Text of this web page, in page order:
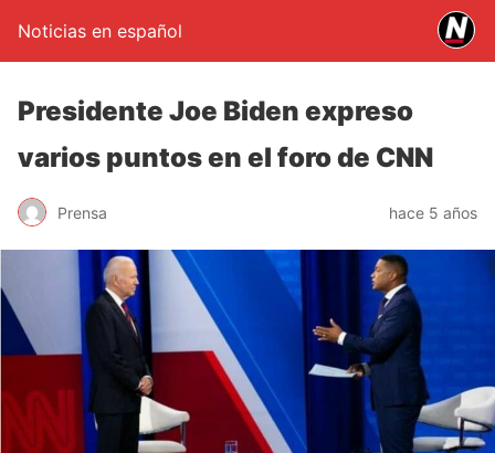
Noticias en español
Presidente Joe Biden expreso
varios puntos en el foro de CNN
Prensa hace 5 años